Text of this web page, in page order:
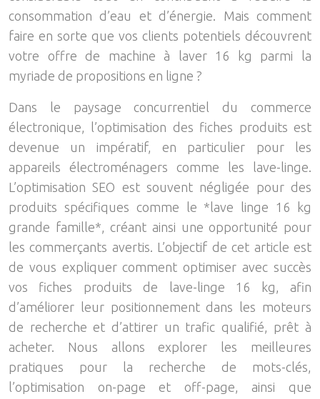
consommation d’eau et d’énergie. Mais comment
faire en sorte que vos clients potentiels découvrent
votre offre de machine à laver 16 kg parmi la
myriade de propositions en ligne ?
Dans le paysage concurrentiel du commerce
électronique, l’optimisation des fiches produits est
devenue un impératif, en particulier pour les
appareils électroménagers comme les lave-linge.
L’optimisation SEO est souvent négligée pour des
produits spécifiques comme le *lave linge 16 kg
grande famille*, créant ainsi une opportunité pour
les commerçants avertis. L’objectif de cet article est
de vous expliquer comment optimiser avec succès
vos fiches produits de lave-linge 16 kg, afin
d’améliorer leur positionnement dans les moteurs
de recherche et d’attirer un trafic qualifié, prêt à
acheter. Nous allons explorer les meilleures
pratiques pour la recherche de mots-clés,
l’optimisation on-page et off-page, ainsi que